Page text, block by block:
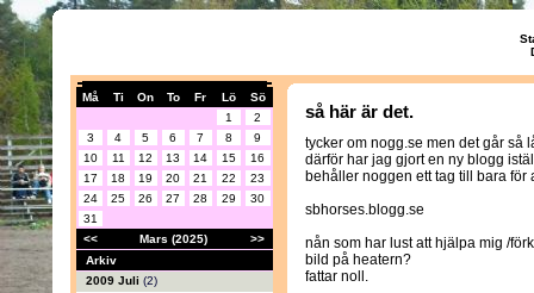
Må Ti On To Fr Lö
Sö
1
2
3
4 5 6 7 8
9
10
11 12 13 14 15
16
17
18 19 20 21 22
23
24
25 26 27 28 29
30
31
<<
Mars (2025)
>>
Arkiv
2009 Juli (2)
så här är det.
tycker om nogg.se men det går så
därför har jag gjort en ny blogg
behåller noggen ett tag till bara för
sbhorses.blogg.se
nån som har lust att hjälpa mig /
bild på heatern?
fattar noll.